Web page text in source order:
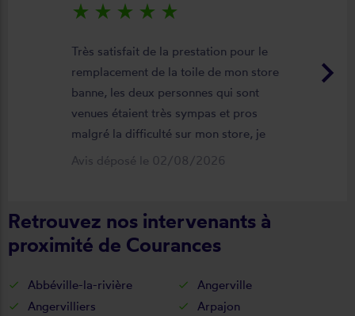
keyboard_arrow_right
star_rate star_rate star_rate star_rate star_rate
Très satisfait de la prestation pour le
remplacement de la toile de mon store
banne, les deux personnes qui sont
venues étaient très sympas et pros
malgré la difficulté sur mon store, je
suis satisfait du résultat et du
de la pose je recommande ????
Avis déposé le 02/08/2026
Retrouvez nos intervenants à
proximité de Courances
Abbéville-la-rivière
Angerville
Angervilliers
Arpajon